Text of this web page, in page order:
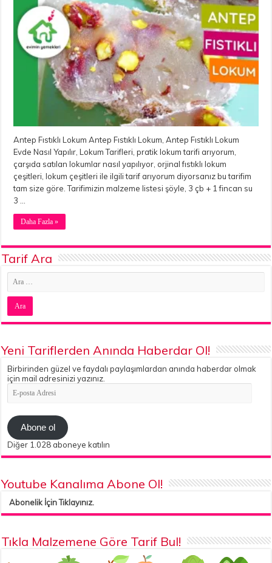
Antep Fıstıklı Lokum Antep Fıstıklı Lokum, Antep Fıstıklı Lokum
Evde Nasıl Yapılır, Lokum Tarifleri, pratik lokum tarifi arıyorum,
çarşıda satılan lokumlar nasıl yapılıyor, orjinal fıstıklı lokum
çeşitleri, lokum çeşitleri ile ilgili tarif arıyorum diyorsanız bu tarifim
tam size göre. Tarifimizin malzeme listesi şöyle, 3 çb + 1 fincan su
3 …
Daha Fazla »
Tarif Ara
Yeni Tariflerden Anında Haberdar Ol!
Birbirinden güzel ve faydalı paylaşımlardan anında haberdar olmak
için mail adresinizi yazınız.
E-
posta
Abone ol
Diğer 1.028 aboneye katılın
Youtube Kanalıma Abone Ol!
Abonelik İçin Tıklayınız.
Tıkla Malzemene Göre Tarif Bul!